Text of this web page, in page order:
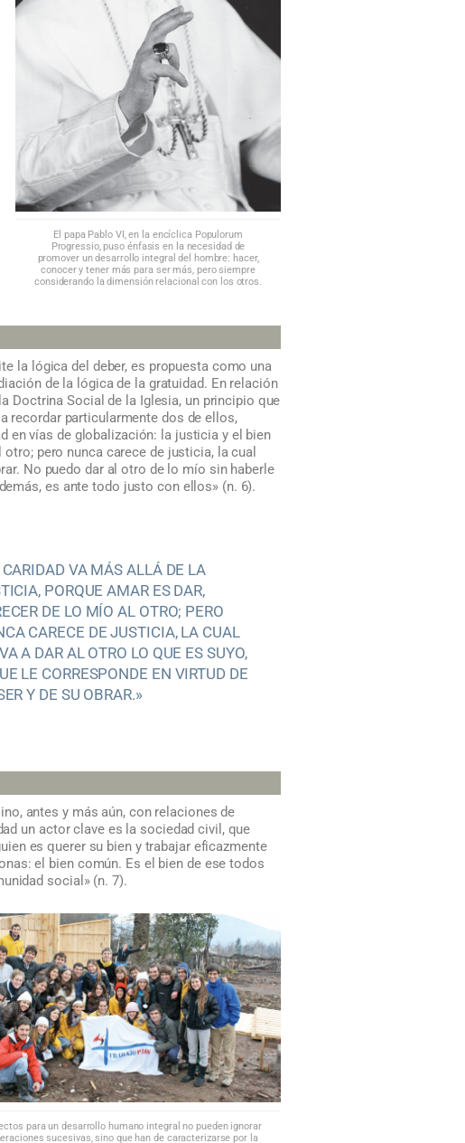
El papa Pablo VI, en la encíclica Populorum
Progressio, puso énfasis en la necesidad de
promover un desarrollo integral del hombre: hacer,
conocer y tener más para ser más, pero siempre
considerando la dimensión relacional con los otros.
la lógica del deber, es propuesta como una
de la lógica de la gratuidad. En relación
Doctrina Social de la Iglesia, un principio que
recordar particularmente dos de ellos,
en vías de globalización: la justicia y el bien
pero nunca carece de justicia, la cual
No puedo dar al otro de lo mío sin haberle
es ante todo justo con ellos» (n. 6).
CARIDAD VA MÁS ALLÁ DE LA
PORQUE AMAR ES DAR,
DE LO MÍO AL OTRO; PERO
CARECE DE JUSTICIA, LA CUAL
A DAR AL OTRO LO QUE ES SUYO,
LE CORRESPONDE EN VIRTUD DE
Y DE SU OBRAR.»
antes y más aún, con relaciones de
un actor clave es la sociedad civil, que
es querer su bien y trabajar eficazmente
el bien común. Es el bien de ese todos
social» (n. 7).
para un desarrollo humano integral no pueden ignorar
sucesivas, sino que han de caracterizarse por la